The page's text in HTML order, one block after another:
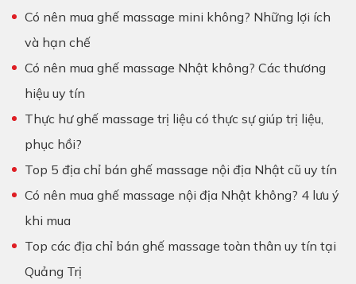
Có nên mua ghế massage mini không? Những lợi ích
và hạn chế
Có nên mua ghế massage Nhật không? Các thương
hiệu uy tín
Thực hư ghế massage trị liệu có thực sự giúp trị liệu,
phục hồi?
Top 5 địa chỉ bán ghế massage nội địa Nhật cũ uy tín
Có nên mua ghế massage nội địa Nhật không? 4 lưu ý
khi mua
Top các địa chỉ bán ghế massage toàn thân uy tín tại
Quảng Trị